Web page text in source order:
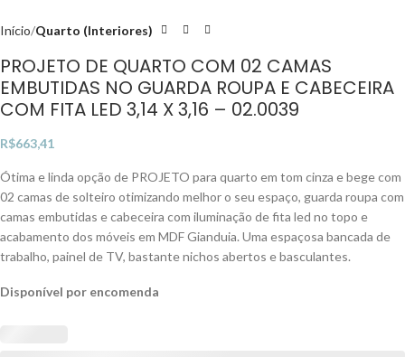
Início Quarto (Interiores)
PROJETO DE QUARTO COM 02 CAMAS
EMBUTIDAS NO GUARDA ROUPA E CABECEIRA
COM FITA LED 3,14 X 3,16 – 02.0039
R$663,41
Ótima e linda opção de PROJETO para quarto em tom cinza e bege com
02 camas de solteiro otimizando melhor o seu espaço, guarda roupa com
camas embutidas e cabeceira com iluminação de fita led no topo e
acabamento dos móveis em MDF Gianduia. Uma espaçosa bancada de
trabalho, painel de TV, bastante nichos abertos e basculantes.
Disponível por encomenda